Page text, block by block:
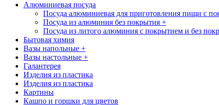
Алюминиевая посуда
Посуда алюминиевая для приготовления пищи с
Посуда из алюминия без покрытия +
Посуда из литого алюминия с покрытием и без
Бытовая химия
Вазы напольные +
Вазы настольные +
Галантерея
Изделия из пластика
Изделия из пластика
Картины
Кашпо и горшки для цветов